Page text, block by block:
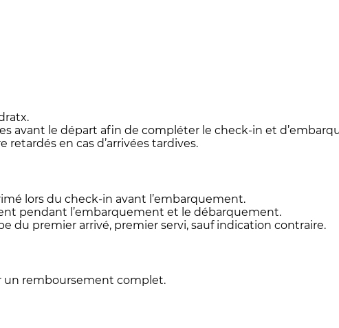
avant le départ afin de compléter le check-in et
en cas d’arrivées tardives.
lors du check-in avant l’embarquement.
pendant l’embarquement et le débarquement.
du premier arrivé, premier servi, sauf indication contraire.
un remboursement complet.